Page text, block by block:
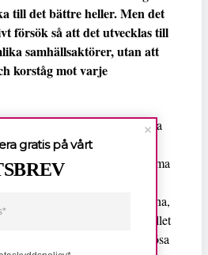
till det bättre heller. Men det
försök så att det utvecklas till
samhällsaktörer, utan att
korståg mot varje
i förorterna mobiliserar för sina
och kulturella rättigheter, då
krafter får styrka för att komma
Nu behövs det, trots
arbetar konstruktivt i förorterna,
och självorganisering. Istället
för deras klädsel och religiösa
gratis på vårt